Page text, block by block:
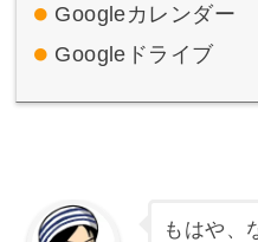
Googleカレンダー
Googleドライブ
もはや、